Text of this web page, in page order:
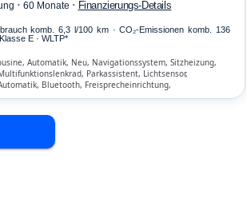
· 60 Monate · Finanzierungs-Details
komb. 6,3 l/100 km · CO₂-Emissionen komb. 136
E · WLTP*
Automatik, Neu, Navigationssystem, Sitzheizung,
Parkassistent, Lichtsensor,
Bluetooth, Freisprecheinrichtung,